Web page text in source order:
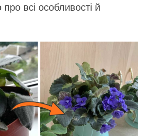
всі особливості й